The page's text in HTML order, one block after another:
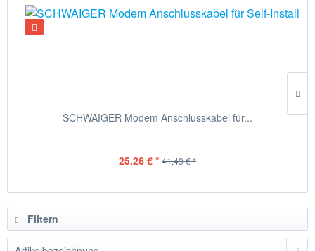
SCHWAIGER Modem Anschlusskabel für...
25,26 € * 41,49 € *
Filtern